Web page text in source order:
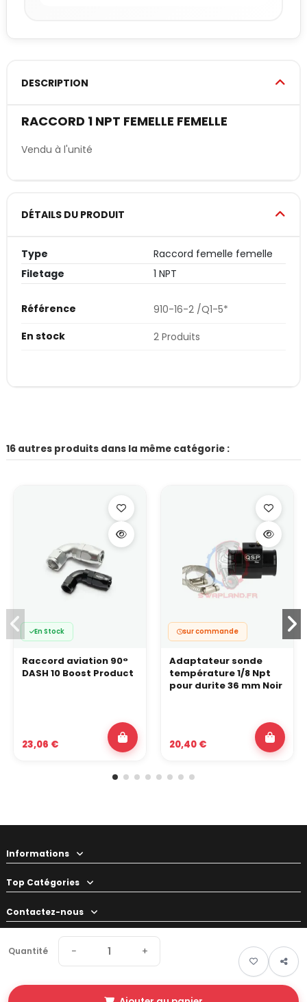
Quantité − +
DESCRIPTION
RACCORD 1 NPT FEMELLE FEMELLE
Vendu à l'unité
DÉTAILS DU PRODUIT
Type
Raccord femelle femelle
Filetage
1 NPT
Référence
910-16-2 /Q1-5*
En stock
2 Produits
16 autres produits dans la même catégorie :
En Stock
Raccord aviation 90°
DASH 10 Boost Product
23,06 €
sur commande
Adaptateur sonde
température 1/8 Npt
pour durite 36 mm Noir
20,40 €
Informations
Top Catégories
Contactez-nous
Votre préparateur